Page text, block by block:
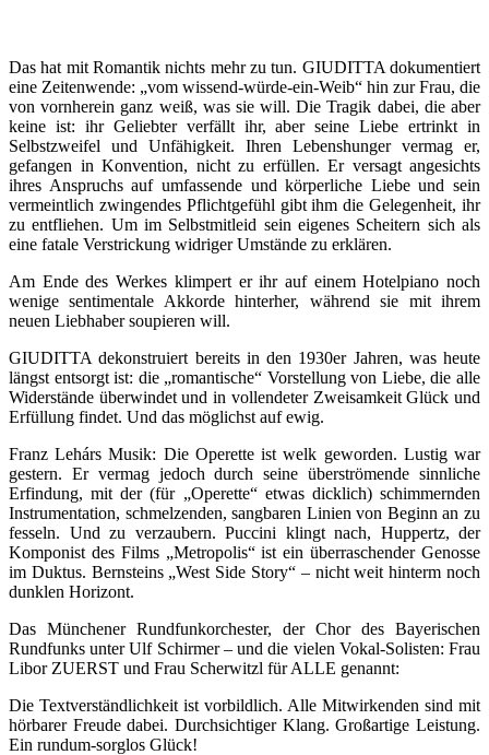
Das hat mit Romantik nichts mehr zu tun. GIUDITTA dokumentiert
eine Zeitenwende: „vom wissend-würde-ein-Weib“ hin zur Frau, die
von vornherein ganz weiß, was sie will. Die Tragik dabei, die aber
keine ist: ihr Geliebter verfällt ihr, aber seine Liebe ertrinkt in
Selbstzweifel und Unfähigkeit. Ihren Lebenshunger vermag er,
gefangen in Konvention, nicht zu erfüllen. Er versagt angesichts
ihres Anspruchs auf umfassende und körperliche Liebe und sein
vermeintlich zwingendes Pflichtgefühl gibt ihm die Gelegenheit, ihr
zu entfliehen. Um im Selbstmitleid sein eigenes Scheitern sich als
eine fatale Verstrickung widriger Umstände zu erklären.
Am Ende des Werkes klimpert er ihr auf einem Hotelpiano noch
wenige sentimentale Akkorde hinterher, während sie mit ihrem
neuen Liebhaber soupieren will.
GIUDITTA dekonstruiert bereits in den 1930er Jahren, was heute
längst entsorgt ist: die „romantische“ Vorstellung von Liebe, die alle
Widerstände überwindet und in vollendeter Zweisamkeit Glück und
Erfüllung findet. Und das möglichst auf ewig.
Franz Lehárs Musik: Die Operette ist welk geworden. Lustig war
gestern. Er vermag jedoch durch seine überströmende sinnliche
Erfindung, mit der (für „Operette“ etwas dicklich) schimmernden
Instrumentation, schmelzenden, sangbaren Linien von Beginn an zu
fesseln. Und zu verzaubern. Puccini klingt nach, Huppertz, der
Komponist des Films „Metropolis“ ist ein überraschender Genosse
im Duktus. Bernsteins „West Side Story“ – nicht weit hinterm noch
dunklen Horizont.
Das Münchener Rundfunkorchester, der Chor des Bayerischen
Rundfunks unter Ulf Schirmer – und die vielen Vokal-Solisten: Frau
Libor ZUERST und Frau Scherwitzl für ALLE genannt:
Die Textverständlichkeit ist vorbildlich. Alle Mitwirkenden sind mit
hörbarer Freude dabei. Durchsichtiger Klang. Großartige Leistung.
Ein rundum-sorglos Glück!